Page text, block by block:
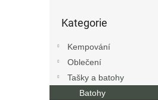
kategorie
Kategorie
Kempování
Oblečení
Tašky a batohy
Batohy